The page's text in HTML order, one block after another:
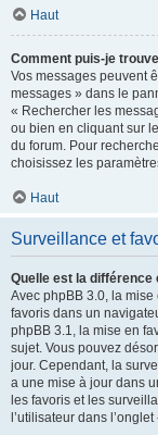
Haut
Comment puis-je
Vos messages peuvent
messages » dans le
« Rechercher les
ou bien en cliquant sur
du forum. Pour
choisissez les
Haut
Surveillance et
Quelle est la
Avec phpBB 3.0, la
favoris dans un
phpBB 3.1, la mise en
sujet. Vous pouvez
jour. Cependant, la
a une mise à jour dans
les favoris et les
l’utilisateur dans